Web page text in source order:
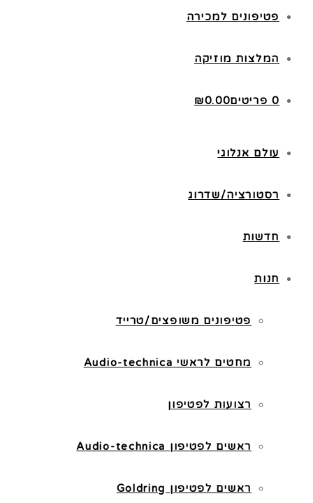
פטיפונים למכירה
המלצות מוזיקה
0 פריטים ₪0.00
עולם אנלוגי
רסטורציה/שדרוג
חדשות
חנות
פטיפונים משופצים/טרייד
מחטים לראשי Audio-technica
רצועות לפטיפון
ראשים לפטיפון Audio-technica
ראשים לפטיפון Goldring